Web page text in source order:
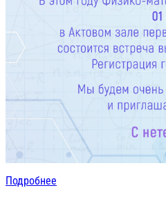
Подробнее